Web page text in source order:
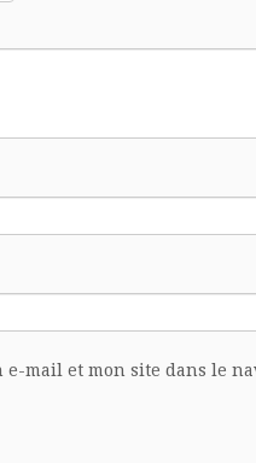
e-mail et mon site dans le